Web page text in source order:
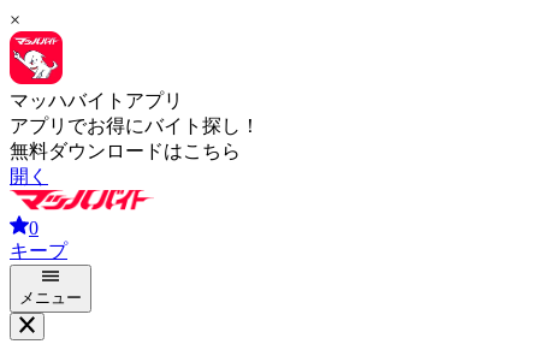
×
マッハバイトアプリ
アプリでお得にバイト探し！
無料ダウンロードはこちら
開く
0
キープ
メニュー